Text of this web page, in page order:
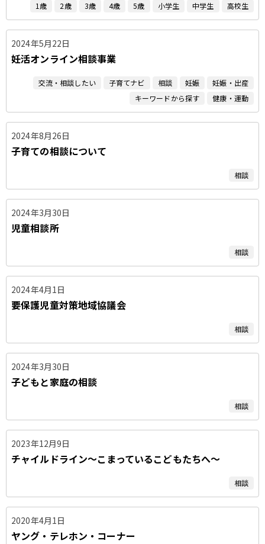
1歳
2歳 3歳 4歳 5歳 小学生 中学生 高校生
2024年5月22日
妊活オンライン相談事業
交流・相談したい 子育てナビ 相談 妊娠
妊娠・出産
キーワードから探す
健康・運動
2024年8月26日
子育ての相談について
相談
2024年3月30日
児童相談所
相談
2024年4月1日
要保護児童対策地域協議会
相談
2024年3月30日
子どもと家庭の相談
相談
2023年12月9日
チャイルドライン〜こまっているこどもたちへ〜
相談
2020年4月1日
ヤング・テレホン・コーナー